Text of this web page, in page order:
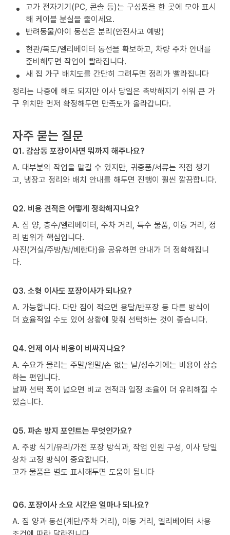
고가 전자기기(PC, 콘솔 등)는 구성품을 한 곳에 모아 표시
해 케이블 분실을 줄이세요.
반려동물/아이 동선은 분리(안전사고 예방)
현관/복도/엘리베이터 동선을 확보하고, 차량 주차 안내를
준비해두면 작업이 빨라집니다.
새 집 가구 배치도를 간단히 그려두면 정리가 빨라집니다
정리는 나중에 해도 되지만 이사 당일은 촉박해지기 쉬워 큰 가
구 위치만 먼저 확정해두면 만족도가 올라갑니다.
자주 묻는 질문
Q1. 감삼동 포장이사면 뭐까지 해주나요?
A. 대부분의 작업을 맡길 수 있지만, 귀중품/서류는 직접 챙기
고, 냉장고 정리와 배치 안내를 해두면 진행이 훨씬 깔끔합니다.
Q2. 비용 견적은 어떻게 정확해지나요?
A. 짐 양, 층수/엘리베이터, 주차 거리, 특수 물품, 이동 거리, 정
리 범위가 핵심입니다.
사진(거실/주방/방/베란다)을 공유하면 안내가 더 정확해집니
다.
Q3. 소형 이사도 포장이사가 되나요?
A. 가능합니다. 다만 짐이 적으면 용달/반포장 등 다른 방식이
더 효율적일 수도 있어 상황에 맞춰 선택하는 것이 좋습니다.
Q4. 언제 이사 비용이 비싸지나요?
A. 수요가 몰리는 주말/월말/손 없는 날/성수기에는 비용이 상승
하는 편입니다.
날짜 선택 폭이 넓으면 비교 견적과 일정 조율이 더 유리해질 수
있습니다.
Q5. 파손 방지 포인트는 무엇인가요?
A. 주방 식기/유리/가전 포장 방식과, 작업 인원 구성, 이사 당일
상차 고정 방식이 중요합니다.
고가 물품은 별도 표시해두면 도움이 됩니다
Q6. 포장이사 소요 시간은 얼마나 되나요?
A. 짐 양과 동선(계단/주차 거리), 이동 거리, 엘리베이터 사용